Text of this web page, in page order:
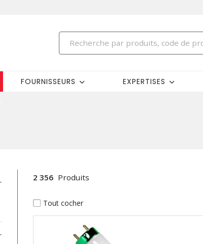
FOURNISSEURS EXPERTISES
2 356 Produits
Tout cocher